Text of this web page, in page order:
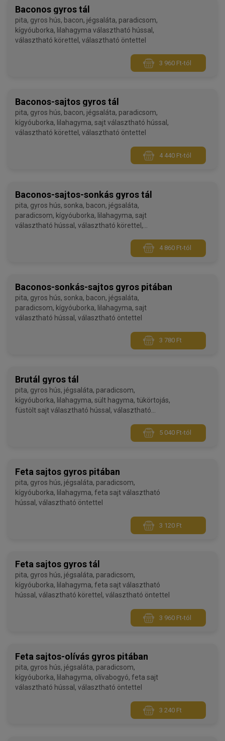
Baconos gyros tál
pita, gyros hús, bacon, jégsaláta, paradicsom,
kígyóuborka, lilahagyma választható hússal,
választható körettel, választható öntettel
3 960 Ft-tól
Baconos-sajtos gyros tál
pita, gyros hús, bacon, jégsaláta, paradicsom,
kígyóuborka, lilahagyma, sajt választható hússal,
választható körettel, választható öntettel
4 440 Ft-tól
Baconos-sajtos-sonkás gyros tál
pita, gyros hús, sonka, bacon, jégsaláta,
paradicsom, kígyóuborka, lilahagyma, sajt
választható hússal, választható körettel,
4 860 Ft-tól
Baconos-sonkás-sajtos gyros pitában
pita, gyros hús, sonka, bacon, jégsaláta,
paradicsom, kígyóuborka, lilahagyma, sajt
választható hússal, választható öntettel
3 780 Ft
Brutál gyros tál
pita, gyros hús, jégsaláta, paradicsom,
kígyóuborka, lilahagyma, sült hagyma, tükörtojás,
füstölt sajt választható hússal, választható
5 040 Ft-tól
Feta sajtos gyros pitában
pita, gyros hús, jégsaláta, paradicsom,
kígyóuborka, lilahagyma, feta sajt választható
hússal, választható öntettel
3 120 Ft
Feta sajtos gyros tál
pita, gyros hús, jégsaláta, paradicsom,
kígyóuborka, lilahagyma, feta sajt választható
hússal, választható körettel, választható öntettel
3 960 Ft-tól
Feta sajtos-olívás gyros pitában
pita, gyros hús, jégsaláta, paradicsom,
kígyóuborka, lilahagyma, olívabogyó, feta sajt
választható hússal, választható öntettel
3 240 Ft